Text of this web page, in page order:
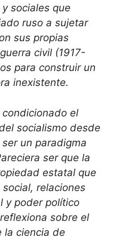
sociales que
ruso a sujetar
sus propias
civil (1917-
para construir un
inexistente.
el
socialismo desde
un paradigma
ser que la
estatal que
relaciones
y poder político
sobre el
la ciencia de